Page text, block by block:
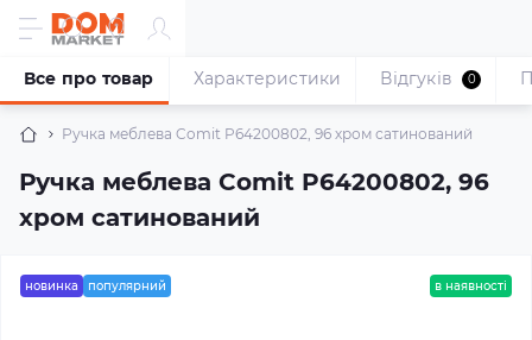
Ручка меблева Comit P64200802, 96 хром сатинований
Ручка меблева Comit P64200802, 96
хром сатинований
Все про товар Характеристики Відгуків 0
новинка популярний в наявності